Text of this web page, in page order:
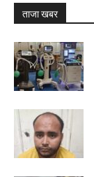
ताजा खबर